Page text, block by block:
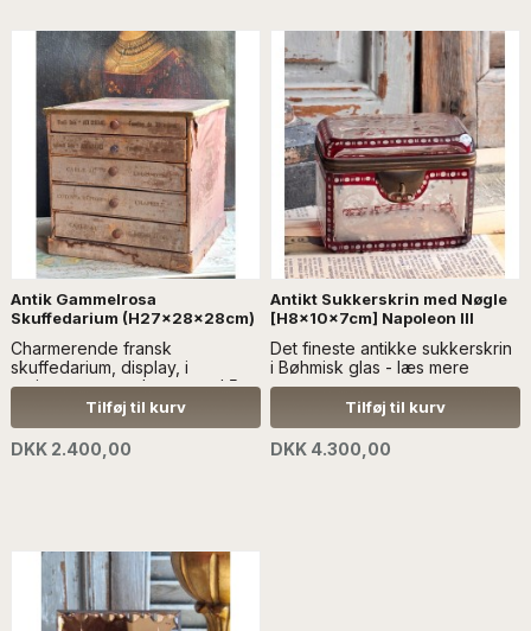
Antik Gammelrosa
Skuffedarium (H27x28x28cm)
Charmerende fransk
skuffedarium, display, i
patineret gammelrosa, med 5
skuffer, hvor de to af dem er
med rum - læs mere SÆLGES
UDEN ANDEN DEKORATION
*LYSET KAN SNYDE PÅ NOGLE
Tilføj til kurv
DKK 2.400,00
Antikt Sukkerskrin med Nøgle
[H8x10x7cm] Napoleon lll
Det fineste antikke sukkerskrin
i Bøhmisk glas - læs mere
Tilføj til kurv
DKK 4.300,00